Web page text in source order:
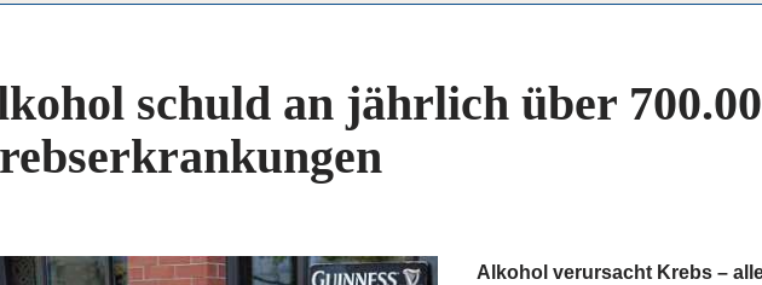
schuld an jährlich über
Alkohol verursacht Krebs –